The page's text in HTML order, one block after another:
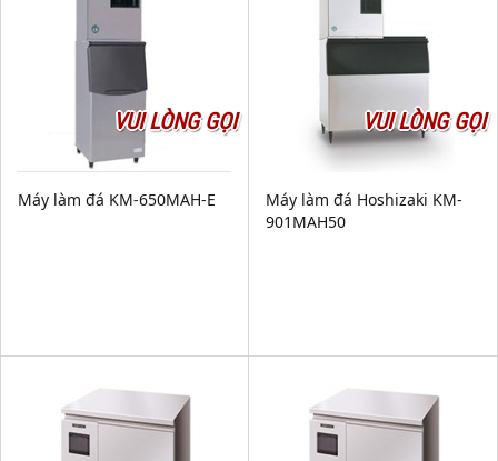
VUI LÒNG GỌI
Máy làm đá KM-650MAH-E
VUI LÒNG GỌI
Máy làm đá Hoshizaki KM-
901MAH50